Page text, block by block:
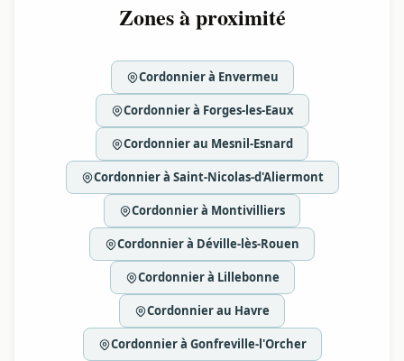
Zones à proximité
Cordonnier à Envermeu
Cordonnier à Forges-les-Eaux
Cordonnier au Mesnil-Esnard
Cordonnier à Saint-Nicolas-d'Aliermont
Cordonnier à Montivilliers
Cordonnier à Déville-lès-Rouen
Cordonnier à Lillebonne
Cordonnier au Havre
Cordonnier à Gonfreville-l'Orcher